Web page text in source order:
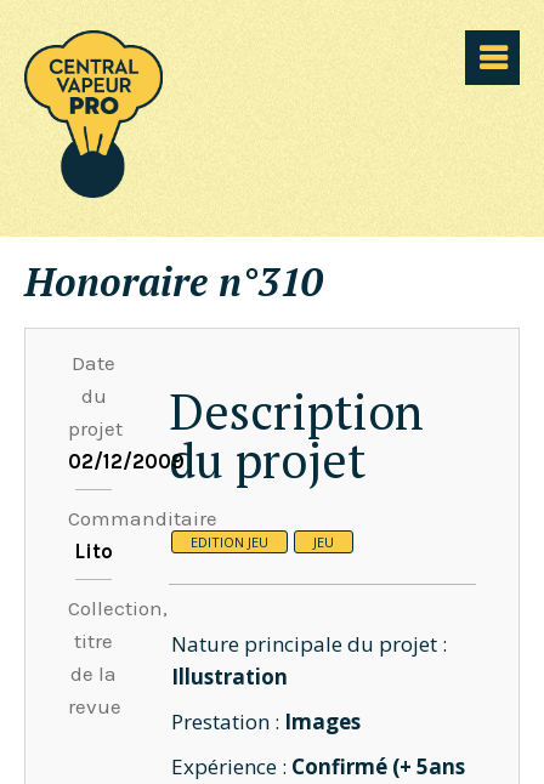
Honoraire n°310
Date
du
projet
02/12/2009
Commanditaire
Lito
Collection,
titre
de la
revue
Description
du projet
EDITION JEU JEU
Nature principale du projet :
Illustration
Prestation : Images
Expérience : Confirmé (+ 5ans